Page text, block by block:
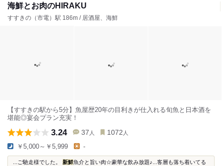
海鮮とお肉のHIRAKU
すすきの（市電）駅 186m / 居酒屋、海鮮
【すすきの駅から5分】魚屋歴20年の目利きが仕入れる旬魚と日本酒を
堪能◎宴会プラン充実！
3.24 37 人 1072 人
￥5,000～￥5,999 -
...ご馳走様でした。 新鮮魚介と旨い肉☆豪華な飲み放題♪...客層も落ち着いてる